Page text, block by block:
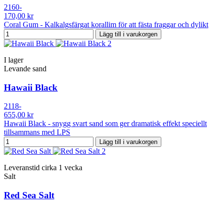
2160-
170,00 kr
Coral Gum - Kalkalgsfärgat korallim för att fästa fraggar och dylikt
Lägg till i varukorgen
I lager
Levande sand
Hawaii Black
2118-
655,00 kr
Hawaii Black - snygg svart sand som ger dramatisk effekt speciellt
tillsammans med LPS
Lägg till i varukorgen
Leveranstid cirka 1 vecka
Salt
Red Sea Salt